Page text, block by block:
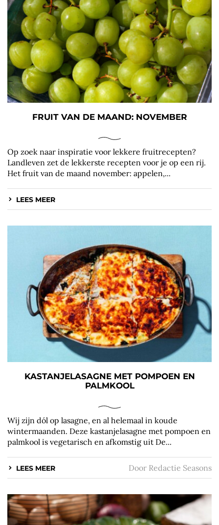
FRUIT VAN DE MAAND: NOVEMBER
Op zoek naar inspiratie voor lekkere fruitrecepten?
Landleven zet de lekkerste recepten voor je op een rij.
Het fruit van de maand november: appelen,...
LEES MEER
KASTANJELASAGNE MET POMPOEN EN
PALMKOOL
Wij zijn dól op lasagne, en al helemaal in koude
wintermaanden. Deze kastanjelasagne met pompoen en
palmkool is vegetarisch en afkomstig uit De...
LEES MEER Door Redactie Seasons